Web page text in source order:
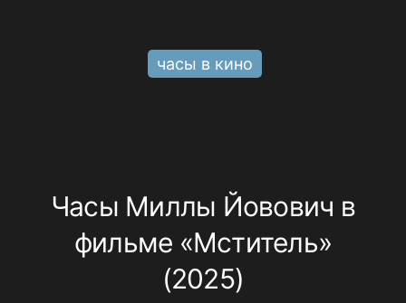
часы в кино
Часы Миллы Йовович в
фильме «Мститель»
(2025)